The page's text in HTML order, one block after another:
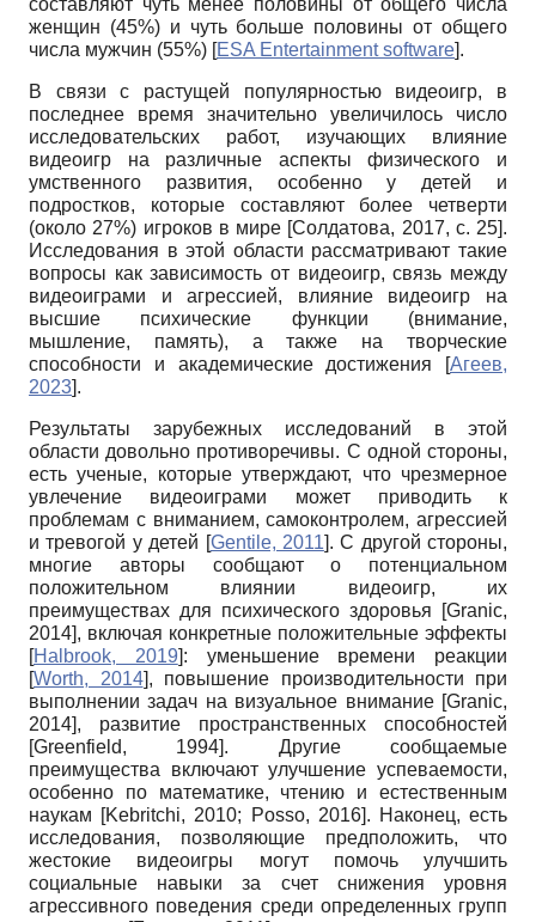
составляют чуть менее половины от общего числа
женщин (45%) и чуть больше половины от общего
числа мужчин (55%) [ESA Entertainment software].
В связи с растущей популярностью видеоигр, в
последнее время значительно увеличилось число
исследовательских работ, изучающих влияние
видеоигр на различные аспекты физического и
умственного развития, особенно у детей и
подростков, которые составляют более четверти
(около 27%) игроков в мире [Солдатова, 2017, с. 25].
Исследования в этой области рассматривают такие
вопросы как зависимость от видеоигр, связь между
видеоиграми и агрессией, влияние видеоигр на
высшие психические функции (внимание,
мышление, память), а также на творческие
способности и академические достижения
[Агеев,
2023].
Результаты зарубежных исследований в этой
области довольно противоречивы. С одной стороны,
есть ученые, которые утверждают, что чрезмерное
увлечение видеоиграми может приводить к
проблемам с вниманием, самоконтролем, агрессией
и тревогой у детей [Gentile, 2011]. С другой стороны,
многие авторы сообщают о потенциальном
положительном влиянии видеоигр, их
преимуществах для психического здоровья
[Granic,
2014], включая конкретные положительные эффекты
[Halbrook, 2019]: уменьшение времени реакции
[Worth, 2014], повышение производительности при
выполнении задач на визуальное внимание [Granic,
2014], развитие пространственных способностей
[Greenfield, 1994]. Другие сообщаемые
преимущества включают улучшение успеваемости,
особенно по математике, чтению и естественным
наукам [Kebritchi, 2010; Posso, 2016]. Наконец, есть
исследования, позволяющие предположить, что
жестокие видеоигры могут помочь улучшить
социальные навыки за счет снижения уровня
агрессивного поведения среди определенных групп